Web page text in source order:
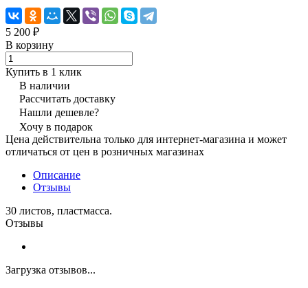
5 200 ₽
В корзину
Купить в 1 клик
В наличии
Рассчитать доставку
Нашли дешевле?
Хочу в подарок
Цена действительна только для интернет-магазина и может
отличаться от цен в розничных магазинах
Описание
Отзывы
30 листов, пластмасса.
Отзывы
Загрузка отзывов...